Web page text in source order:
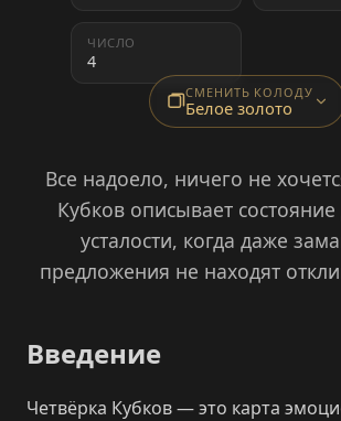
ЧИСЛО
4
СМЕНИТЬ КОЛОДУ
Белое золото
Все надоело, ничего не
Кубков описывает
усталости, когда даже
предложения не находят
Введение
Четвёрка Кубков — это карта